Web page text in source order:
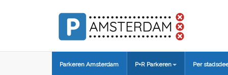
Parkeren Amsterdam P+R Parkeren Per